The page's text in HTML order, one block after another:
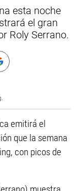
esta noche
el gran
Roly Serrano.
emitirá el
que la semana
con picos de